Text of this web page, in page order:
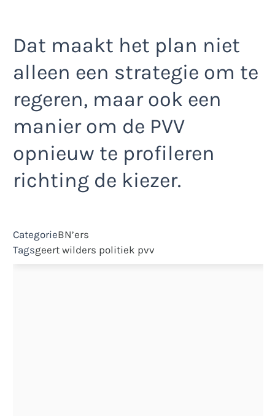
Dat maakt het plan niet
alleen een strategie om te
regeren, maar ook een
manier om de PVV
opnieuw te profileren
richting de kiezer.
CategorieBN’ers
Tagsgeert wilders politiek pvv